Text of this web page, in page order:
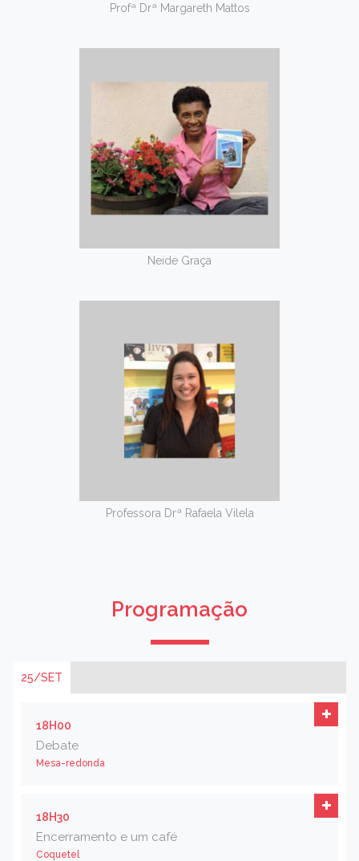
Profª Drª Margareth Mattos
Neide Graça
Professora Drª Rafaela Vilela
Programação
25/SET
18H00
Debate
Mesa-redonda
18H30
Encerramento e um café
Coquetel